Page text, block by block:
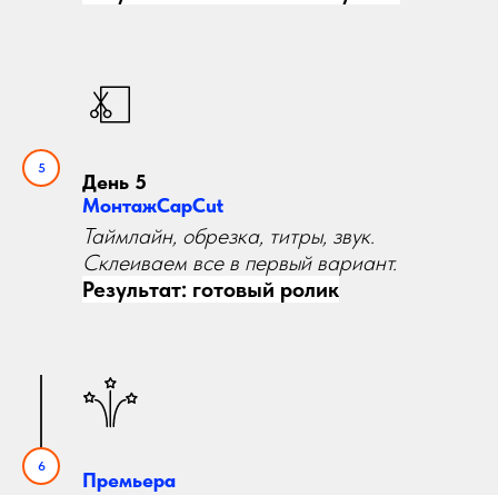
День 5
МонтажCapCut
Таймлайн, обрезка, титры, звук.
Склеиваем все в первый вариант.
Результат: готовый ролик
Премьера